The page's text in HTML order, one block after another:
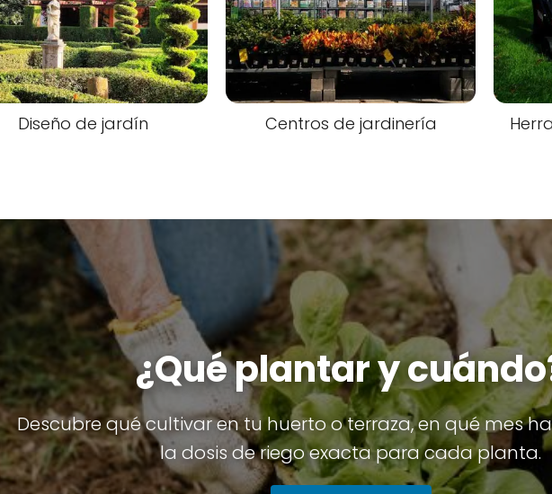
Diseño de jardín Centros de jardinería
¿Qué plantar y
Descubre qué cultivar en tu huerto o terraza, en qué mes
la dosis de riego exacta para cada planta.